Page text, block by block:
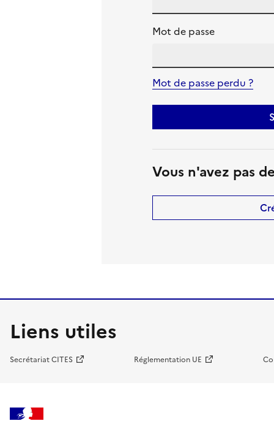
Mot de passe
Mot de passe perdu ?
Vous n'avez pas
Liens utiles
Secrétariat CITES Réglementation UE